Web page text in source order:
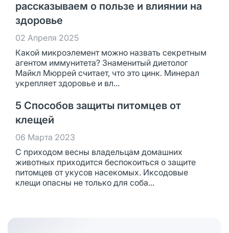
рассказываем о пользе и влиянии на
здоровье
02 Апреля 2025
Какой микроэлемент можно назвать секретным
агентом иммунитета? Знаменитый диетолог
Майкл Мюррей считает, что это цинк. Минерал
укрепляет здоровье и вл...
5 Способов защиты питомцев от
клещей
06 Марта 2023
С приходом весны владельцам домашних
животных приходится беспокоиться о защите
питомцев от укусов насекомых. Иксодовые
клещи опасны не только для соба...